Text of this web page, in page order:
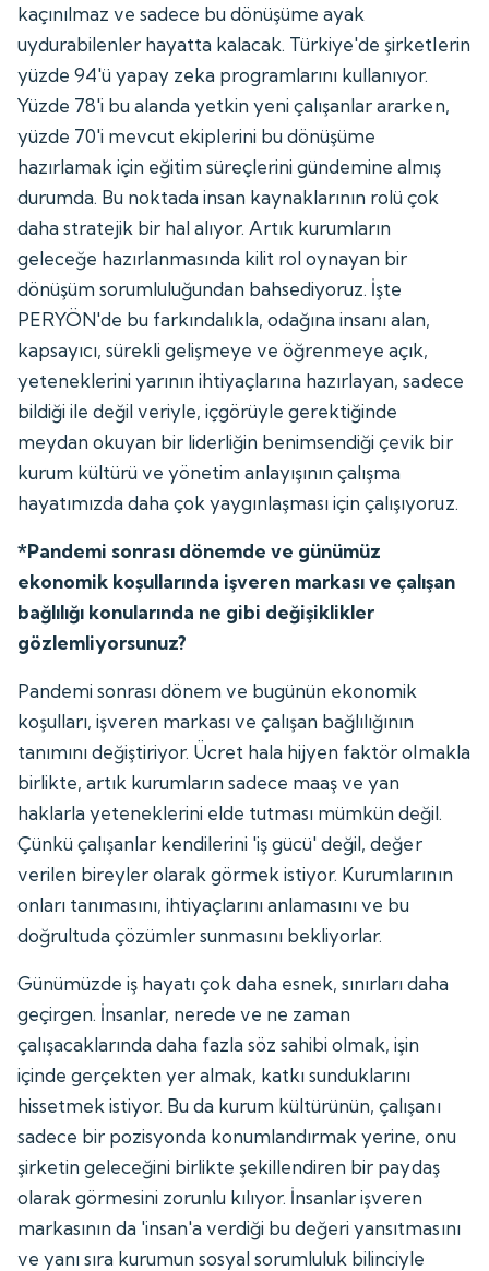
kaçınılmaz ve sadece bu dönüşüme ayak
uydurabilenler hayatta kalacak. Türkiye'de şirketlerin
yüzde 94'ü yapay zeka programlarını kullanıyor.
Yüzde 78'i bu alanda yetkin yeni çalışanlar ararken,
yüzde 70'i mevcut ekiplerini bu dönüşüme
hazırlamak için eğitim süreçlerini gündemine almış
durumda. Bu noktada insan kaynaklarının rolü çok
daha stratejik bir hal alıyor. Artık kurumların
geleceğe hazırlanmasında kilit rol oynayan bir
dönüşüm sorumluluğundan bahsediyoruz. İşte
PERYÖN'de bu farkındalıkla, odağına insanı alan,
kapsayıcı, sürekli gelişmeye ve öğrenmeye açık,
yeteneklerini yarının ihtiyaçlarına hazırlayan, sadece
bildiği ile değil veriyle, içgörüyle gerektiğinde
meydan okuyan bir liderliğin benimsendiği çevik bir
kurum kültürü ve yönetim anlayışının çalışma
hayatımızda daha çok yaygınlaşması için çalışıyoruz.
*Pandemi sonrası dönemde ve günümüz
ekonomik koşullarında işveren markası ve çalışan
bağlılığı konularında ne gibi değişiklikler
gözlemliyorsunuz?
Pandemi sonrası dönem ve bugünün ekonomik
koşulları, işveren markası ve çalışan bağlılığının
tanımını değiştiriyor. Ücret hala hijyen faktör olmakla
birlikte, artık kurumların sadece maaş ve yan
haklarla yeteneklerini elde tutması mümkün değil.
Çünkü çalışanlar kendilerini 'iş gücü' değil, değer
verilen bireyler olarak görmek istiyor. Kurumlarının
onları tanımasını, ihtiyaçlarını anlamasını ve bu
doğrultuda çözümler sunmasını bekliyorlar.
Günümüzde iş hayatı çok daha esnek, sınırları daha
geçirgen. İnsanlar, nerede ve ne zaman
çalışacaklarında daha fazla söz sahibi olmak, işin
içinde gerçekten yer almak, katkı sunduklarını
hissetmek istiyor. Bu da kurum kültürünün, çalışanı
sadece bir pozisyonda konumlandırmak yerine, onu
şirketin geleceğini birlikte şekillendiren bir paydaş
olarak görmesini zorunlu kılıyor. İnsanlar işveren
markasının da 'insan'a verdiği bu değeri yansıtmasını
ve yanı sıra kurumun sosyal sorumluluk bilinciyle